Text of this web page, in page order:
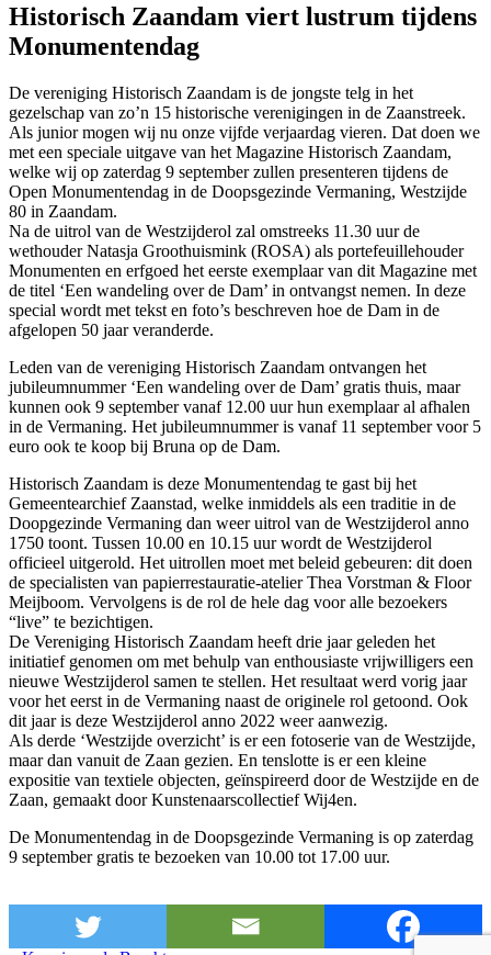
Historisch Zaandam viert lustrum tijdens
Monumentendag
De vereniging Historisch Zaandam is de jongste telg in het
gezelschap van zo’n 15 historische verenigingen in de Zaanstreek.
Als junior mogen wij nu onze vijfde verjaardag vieren. Dat doen we
met een speciale uitgave van het Magazine Historisch Zaandam,
welke wij op zaterdag 9 september zullen presenteren tijdens de
Open Monumentendag in de Doopsgezinde Vermaning, Westzijde
80 in Zaandam.
Na de uitrol van de Westzijderol zal omstreeks 11.30 uur de
wethouder Natasja Groothuismink (ROSA) als portefeuillehouder
Monumenten en erfgoed het eerste exemplaar van dit Magazine met
de titel ‘Een wandeling over de Dam’ in ontvangst nemen. In deze
special wordt met tekst en foto’s beschreven hoe de Dam in de
afgelopen 50 jaar veranderde.
Leden van de vereniging Historisch Zaandam ontvangen het
jubileumnummer ‘Een wandeling over de Dam’ gratis thuis, maar
kunnen ook 9 september vanaf 12.00 uur hun exemplaar al afhalen
in de Vermaning. Het jubileumnummer is vanaf 11 september voor 5
euro ook te koop bij Bruna op de Dam.
Historisch Zaandam is deze Monumentendag te gast bij het
Gemeentearchief Zaanstad, welke inmiddels als een traditie in de
Doopgezinde Vermaning dan weer uitrol van de Westzijderol anno
1750 toont. Tussen 10.00 en 10.15 uur wordt de Westzijderol
officieel uitgerold. Het uitrollen moet met beleid gebeuren: dit doen
de specialisten van papierrestauratie-atelier Thea Vorstman & Floor
Meijboom. Vervolgens is de rol de hele dag voor alle bezoekers
“live” te bezichtigen.
De Vereniging Historisch Zaandam heeft drie jaar geleden het
initiatief genomen om met behulp van enthousiaste vrijwilligers een
nieuwe Westzijderol samen te stellen. Het resultaat werd vorig jaar
voor het eerst in de Vermaning naast de originele rol getoond. Ook
dit jaar is deze Westzijderol anno 2022 weer aanwezig.
Als derde ‘Westzijde overzicht’ is er een fotoserie van de Westzijde,
maar dan vanuit de Zaan gezien. En tenslotte is er een kleine
expositie van textiele objecten, geïnspireerd door de Westzijde en de
Zaan, gemaakt door Kunstenaarscollectief Wij4en.
De Monumentendag in de Doopsgezinde Vermaning is op zaterdag
9 september gratis te bezoeken van 10.00 tot 17.00 uur.